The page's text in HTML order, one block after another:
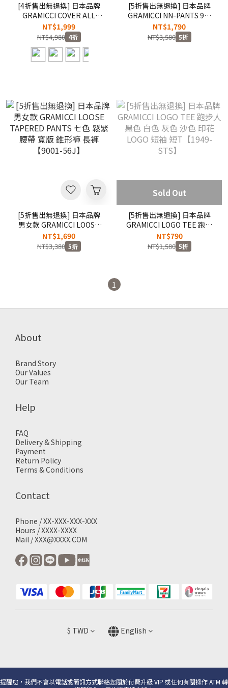
[4折售出無退換] 日本品牌
GRAMICCI COVER ALL
JACKET 黑色 軍綠 卡其 摩卡
小標 口袋 工裝 襯衫 外套
【GMJK-20S003】
NT$1,999
NT$4,980 4折
[5折售出無退換] 日本品牌
GRAMICCI NN-PANTS 9色
腰帶 窄管 修身 長褲 工作長
褲【0816-FDJ】
NT$1,790
NT$3,580 5折
[5折售出無退換] 日本品牌
男女款 GRAMICCI LOOSE
TAPERED PANTS 七色 鬆緊
腰帶 寬版 錐形褲 長褲
【9001-56J】
NT$1,690
NT$3,380 5折
Sold Out
[5折售出無退換] 日本品牌
GRAMICCI LOGO TEE 跑步
人 黑色 白色 灰色 沙色 印花
LOGO 短袖 短T【1949-
STS】
NT$790
NT$1,580 5折
1
About
Brand Story
Our Values
Our Team
Help
FAQ
Delivery & Shipping
Payment
Return Policy
Terms & Conditions
Contact
Phone / XX-XXX-XXX-XXX
Hours / XXXX-XXXX
Mail / XXX@XXXX.COM
$ TWD English
提醒您，我們不會以電話或簡訊方式聯絡您關於付費升級 VIP 或任何有關操作 ATM 轉